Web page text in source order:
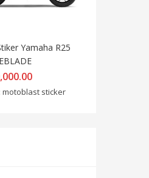
Yamaha R25
motoblast sticker